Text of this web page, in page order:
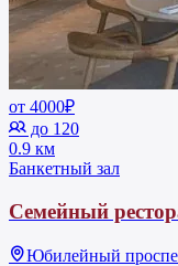
от 4000₽
до 120
0.9 км
Банкетный зал
Семейный
Юбилейный